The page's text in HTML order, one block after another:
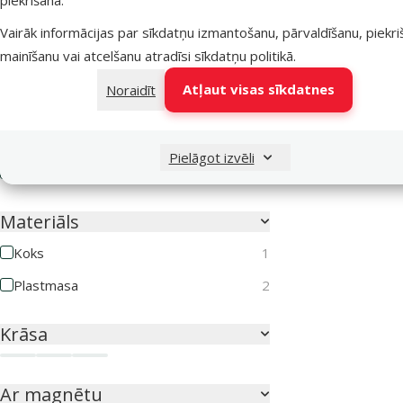
Vairāk informācijas par sīkdatņu izmantošanu, pārvaldīšanu,
mainīšanu vai atcelšanu atradīsi sīkdatņu politikā.
Noraidīt
Atļaut visas sīkdatnes
Pielāgot izvēli
Suņa lielums
Materiāls
Koks
1
Plastmasa
2
Krāsa
Ar magnētu